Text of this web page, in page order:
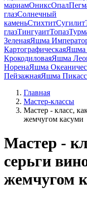
мариамОниксОпал
глазСолнечный
каменьСтихтитСугилит
глазТингуаитТопаз
ЗеленаяЯшма
КартографическаяЯшма
КрокодиловаяЯшма
НоренаЯшма
ПейзажнаяЯшма
Главная
Мастер-классы
Мастер - класс,
жемчугом касуми
Мастер -
серьги
жемчугом